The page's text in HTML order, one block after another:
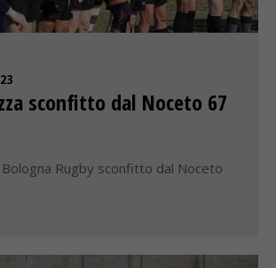
sconfitto dal Noceto 67
Bologna Rugby sconfitto dal Noceto